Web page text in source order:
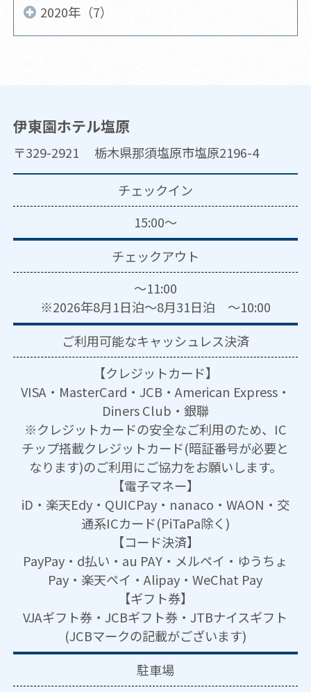
2020年（7）
伊東園ホテル塩原
〒329-2921 栃木県那須塩原市塩原2196-4
チェックイン
15:00～
チェックアウト
～11:00
※2026年8月1日泊～8月31日泊 ～10:00
ご利用可能なキャッシュレス決済
【クレジットカード】
VISA・MasterCard・JCB・American Express・
Diners Club・銀聯
※クレジットカードの安全なご利用のため、IC
チップ搭載クレジットカード(暗証番号が必要と
なります)のご利用にご協力をお願いします。
【電子マネー】
iD・楽天Edy・QUICPay・nanaco・WAON・交
通系ICカード(PiTaPa除く)
【コード決済】
PayPay・d払い・au PAY・メルペイ・ゆうちょ
Pay・楽天ペイ・Alipay・WeChat Pay
【ギフト券】
VJAギフト券・JCBギフト券・JTBナイスギフト
(JCBマークの記載がございます)
駐車場